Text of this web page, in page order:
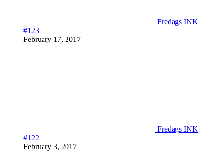
Fredags INK
#123
February 17, 2017
Fredags INK
#122
February 3, 2017